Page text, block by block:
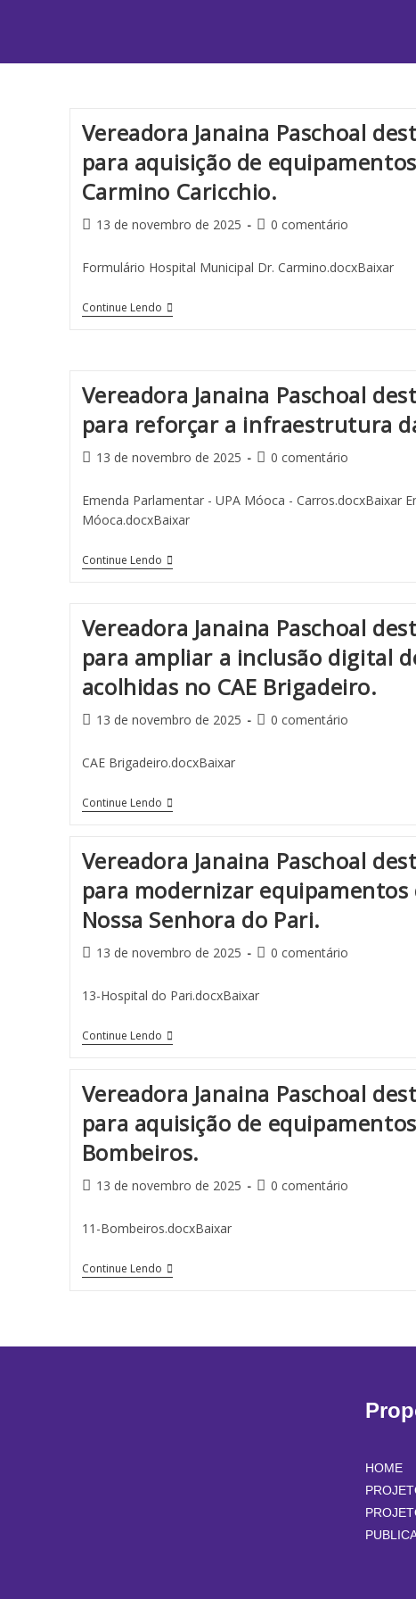
Vereadora Janaina Paschoal
para aquisição de
Carmino Caricchio.
13 de novembro de 2025 0 comentário
Formulário Hospital Municipal Dr. Carmino.docxBaixar
Continue Lendo
Vereadora Janaina Paschoal
para reforçar a infraestrutura
13 de novembro de 2025 0 comentário
Emenda Parlamentar - UPA Móoca - Carros.docxBaixar
Móoca.docxBaixar
Continue Lendo
Vereadora Janaina Paschoal
para ampliar a inclusão digital
acolhidas no CAE Brigadeiro.
13 de novembro de 2025 0 comentário
CAE Brigadeiro.docxBaixar
Continue Lendo
Vereadora Janaina Paschoal
para modernizar equipamentos
Nossa Senhora do Pari.
13 de novembro de 2025 0 comentário
13-Hospital do Pari.docxBaixar
Continue Lendo
Vereadora Janaina Paschoal
para aquisição de
Bombeiros.
13 de novembro de 2025 0 comentário
11-Bombeiros.docxBaixar
Continue Lendo
HOME